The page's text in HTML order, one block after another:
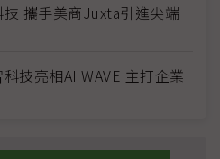
攜手美商Juxta引進尖端
技亮相AI WAVE 主打企業